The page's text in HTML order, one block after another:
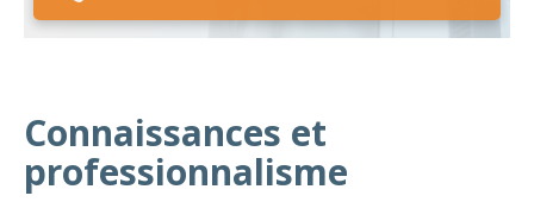
Connaissances et
professionnalisme